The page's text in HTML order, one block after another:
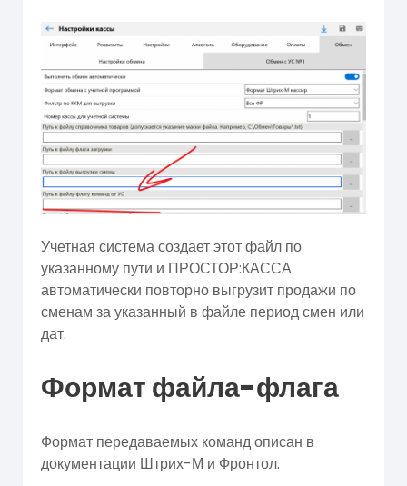
Учетная система создает этот файл по
указанному пути и ПРОСТОР:КАССА
автоматически повторно выгрузит продажи по
сменам за указанный в файле период смен или
дат.
Формат файла-флага
Формат передаваемых команд описан в
документации Штрих-М и Фронтол.